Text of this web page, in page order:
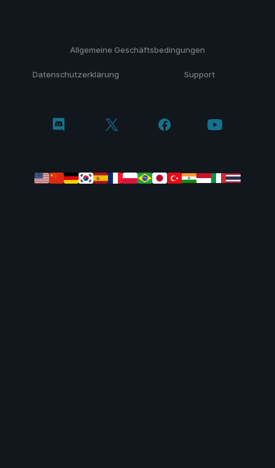
Allgemeine Geschäftsbedingungen
Datenschutzerklärung Support